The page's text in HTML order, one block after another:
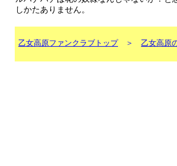
しかたありません。
乙女高原ファンクラブトップ＞ 乙女高原